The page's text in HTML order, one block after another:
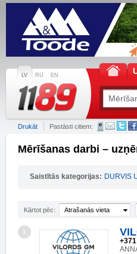
LV RU EN
Drukāt Pastāsti citiem:
Mērīšanas darbi –
Saistītās kategorijas: DURVIS
Kārtot pēc: Atrašanās vieta
1